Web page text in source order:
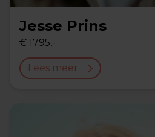
Jesse Prins
€ 1795,-
Lees meer